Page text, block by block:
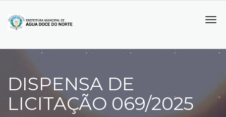
DISPENSA DE
LICITAÇÃO 069/2025